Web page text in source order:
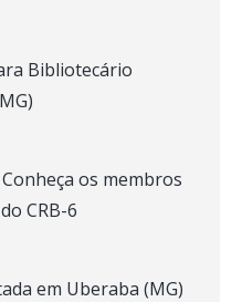
Bibliotecário
os membros
CRB-6
em Uberaba (MG)